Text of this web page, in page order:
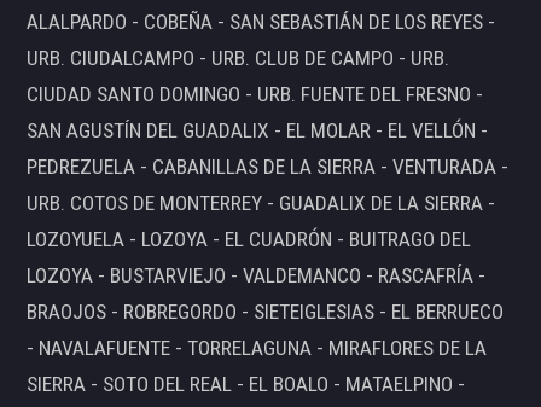
ALALPARDO - COBEÑA - SAN SEBASTIÁN DE LOS REYES -
URB. CIUDALCAMPO - URB. CLUB DE CAMPO - URB.
CIUDAD SANTO DOMINGO - URB. FUENTE DEL FRESNO -
SAN AGUSTÍN DEL GUADALIX - EL MOLAR - EL VELLÓN -
PEDREZUELA - CABANILLAS DE LA SIERRA - VENTURADA -
URB. COTOS DE MONTERREY - GUADALIX DE LA SIERRA -
LOZOYUELA - LOZOYA - EL CUADRÓN - BUITRAGO DEL
LOZOYA - BUSTARVIEJO - VALDEMANCO - RASCAFRÍA -
BRAOJOS - ROBREGORDO - SIETEIGLESIAS - EL BERRUECO
- NAVALAFUENTE - TORRELAGUNA - MIRAFLORES DE LA
SIERRA - SOTO DEL REAL - EL BOALO - MATAELPINO -